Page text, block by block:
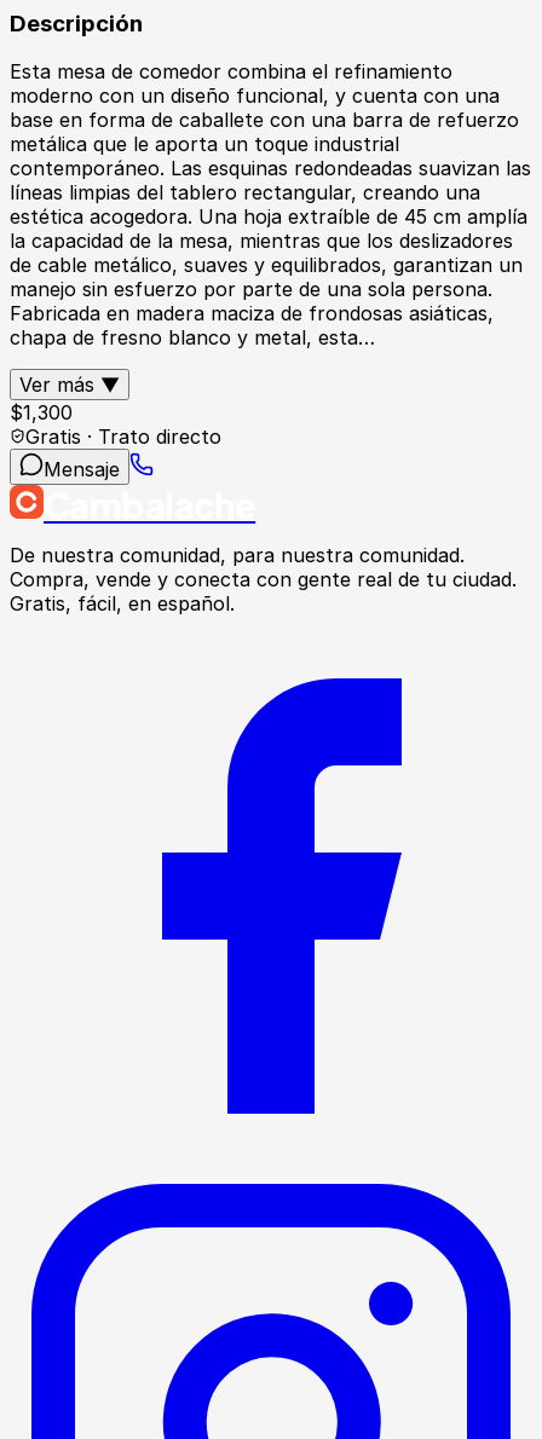
Descripción
Esta mesa de comedor combina el refinamiento
moderno con un diseño funcional, y cuenta con una
base en forma de caballete con una barra de refuerzo
metálica que le aporta un toque industrial
contemporáneo. Las esquinas redondeadas suavizan las
líneas limpias del tablero rectangular, creando una
estética acogedora. Una hoja extraíble de 45 cm amplía
la capacidad de la mesa, mientras que los deslizadores
de cable metálico, suaves y equilibrados, garantizan un
manejo sin esfuerzo por parte de una sola persona.
Fabricada en madera maciza de frondosas asiáticas,
chapa de fresno blanco y metal, esta…
Ver más ▼
$1,300
Gratis · Trato directo
Mensaje
De nuestra comunidad, para nuestra comunidad.
Compra, vende y conecta con gente real de tu ciudad.
Gratis, fácil, en español.